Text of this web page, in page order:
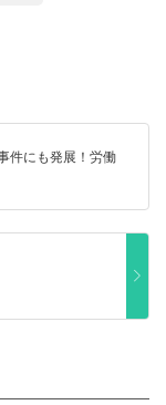
件にも発展！労働